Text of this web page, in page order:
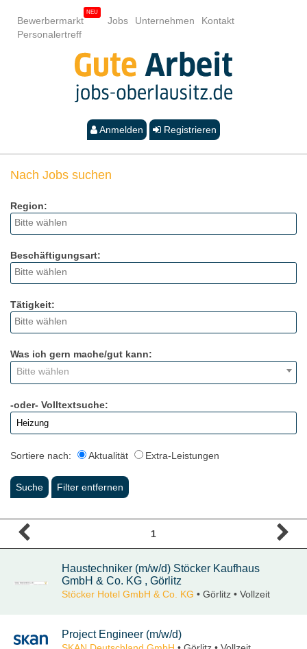
Bewerbermarkt Jobs Unternehmen
Kontakt
Personalertreff
Anmelden Registrieren
Nach Jobs suchen
Region:
Beschäftigungsart:
Tätigkeit:
Was ich gern mache/gut kann:
Bitte wählen
-oder- Volltextsuche:
Sortiere nach: Aktualität Extra-Leistungen
1
Haustechniker (m/w/d) Stöcker Kaufhaus
GmbH & Co. KG , Görlitz
Stöcker Hotel GmbH & Co. KG • Görlitz • Vollzeit
Project Engineer (m/w/d)